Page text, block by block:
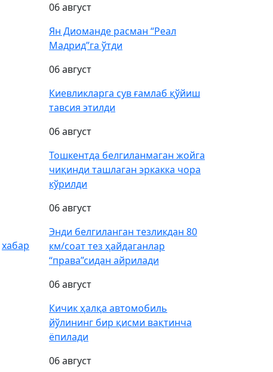
хабар
06 август
Ян Диоманде расман “Реал
Мадрид”га ўтди
06 август
Киевликларга сув ғамлаб қўйиш
тавсия этилди
06 август
Тошкентда белгиланмаган жойга
чиқинди ташлаган эркакка чора
кўрилди
06 август
Энди белгиланган тезликдан 80
км/соат тез ҳайдаганлар
“права”сидан айрилади
06 август
Кичик ҳалқа автомобиль
йўлининг бир қисми вақтинча
ёпилади
06 август